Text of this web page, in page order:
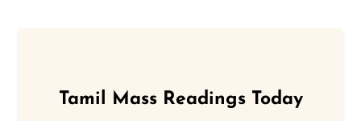
Tamil Mass Readings Today